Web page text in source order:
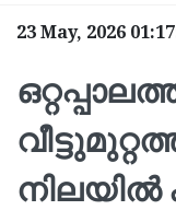
23 May, 2026
നിലയിൽ